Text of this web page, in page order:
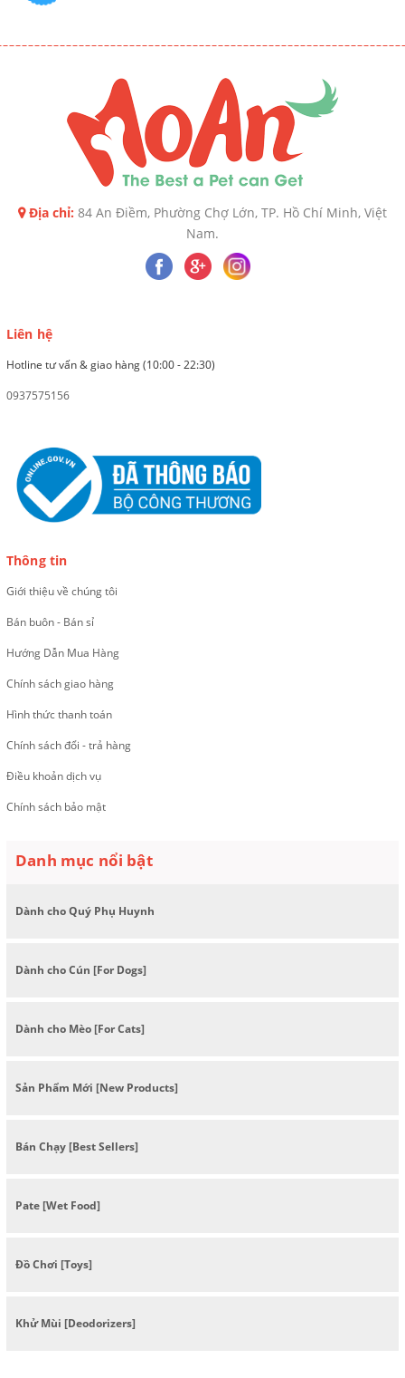
Địa chỉ: 84 An Điềm, Phường Chợ Lớn, TP. Hồ Chí Minh, Việt
Nam.
Liên hệ
Hotline tư vấn & giao hàng (10:00 - 22:30)
0937575156
Thông tin
Giới thiệu về chúng tôi
Bán buôn - Bán sỉ
Hướng Dẫn Mua Hàng
Chính sách giao hàng
Hình thức thanh toán
Chính sách đổi - trả hàng
Điều khoản dịch vụ
Chính sách bảo mật
Danh mục nổi bật
Dành cho Quý Phụ Huynh
Dành cho Cún [For Dogs]
Dành cho Mèo [For Cats]
Sản Phẩm Mới [New Products]
Bán Chạy [Best Sellers]
Pate [Wet Food]
Đồ Chơi [Toys]
Khử Mùi [Deodorizers]